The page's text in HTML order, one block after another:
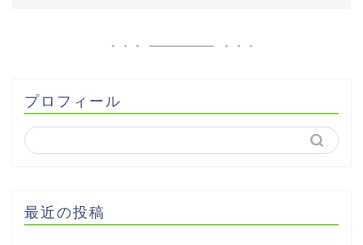
プロフィール
最近の投稿